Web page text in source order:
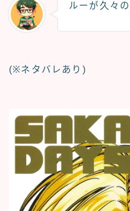
ルーが久々
(※ネタバレあり)